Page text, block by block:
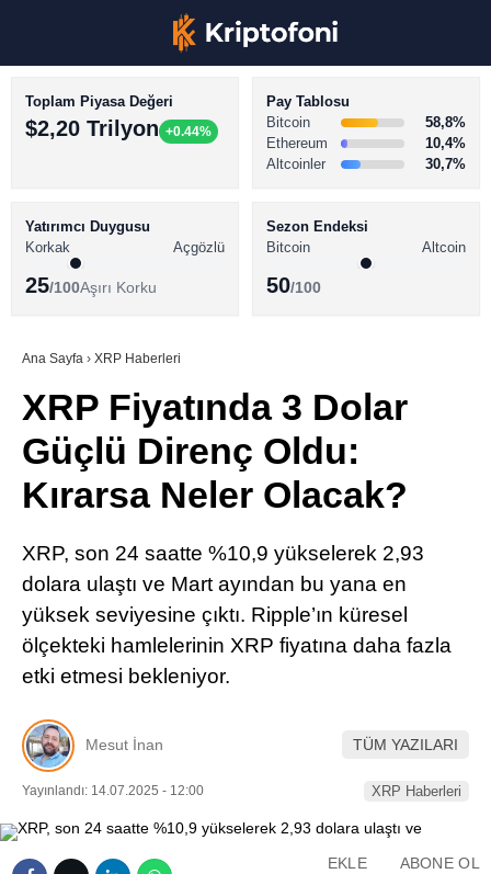
Youtube
TikTok
LinkedIn
Telegram
BİTCOİN HABERLERİ
ALTCOİN HABERLERİ
SÖZLÜK
Toplam Piyasa Değeri
$2,20 Trilyon +0.44%
Pay Tablosu
Bitcoin
58,8%
Ethereum
10,4%
Altcoinler
30,7%
Yatırımcı Duygusu
Korkak
Açgözlü
25/100Aşırı Korku
Sezon Endeksi
Bitcoin
Altcoin
50/100
Ana Sayfa › XRP Haberleri
XRP Fiyatında 3 Dolar
Güçlü Direnç Oldu:
Kırarsa Neler Olacak?
XRP, son 24 saatte %10,9 yükselerek 2,93
dolara ulaştı ve Mart ayından bu yana en
yüksek seviyesine çıktı. Ripple’ın küresel
ölçekteki hamlelerinin XRP fiyatına daha fazla
etki etmesi bekleniyor.
Mesut İnan TÜM YAZILARI
Yayınlandı: 14.07.2025 - 12:00 XRP Haberleri
EKLE ABONE OL